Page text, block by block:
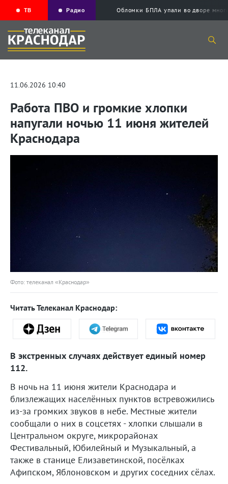
ТВ Радио Обломки БПЛА упали во дворе
11.06.2026 10:40
Работа ПВО и громкие хлопки
напугали ночью 11 июня жителей
Краснодара
Фото: телеканал «Краснодар»
Читать Телеканал Краснодар:
В экстренных случаях действует единый номер
112.
В ночь на 11 июня жители Краснодара и
близлежащих населённых пунктов встревожились
из-за громких звуков в небе. Местные жители
сообщали о них в соцсетях - хлопки слышали в
Центральном округе, микрорайонах
Фестивальный, Юбилейный и Музыкальный, а
также в станице Елизаветинской, посёлках
Афипском, Яблоновском и других соседних сёлах.